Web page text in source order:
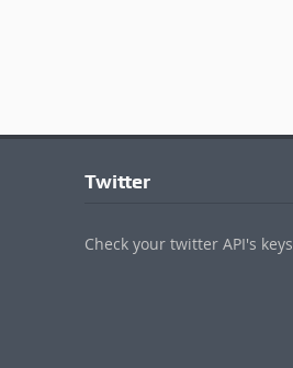
Twitter
Check your twitter API's keys